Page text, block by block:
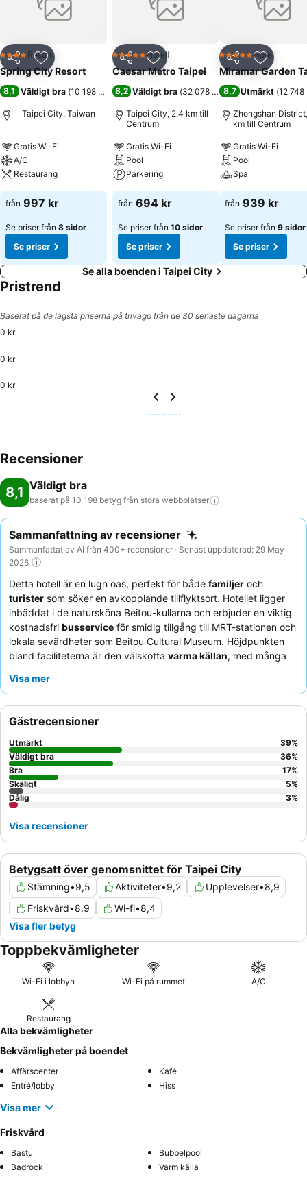
Dela Lägg till i Mina Favoriter
4 StjärnorResort
Spring City Resort
8,1 Väldigt bra (10 198 betyg)
Taipei City, Taiwan
Gratis Wi-Fi
A/C
Restaurang
från 997 kr
Se priser från 8 sidor
Se priser
Dela Lägg till i Mina Favoriter
5 StjärnorHotell
Caesar Metro Taipei
8,2 Väldigt bra (32 078 betyg)
Taipei City, 2.4 km till
Centrum
Gratis Wi-Fi
Pool
Parkering
från 694 kr
Se priser från 10 sidor
Se priser
Dela Lägg till
5 StjärnorHotell
Miramar Garden
8,7 Utmärkt (12
Zhongshan
km till Centrum
Gratis Wi-Fi
Pool
Spa
från 939 kr
Se priser från 9 sidor
Se priser
Se alla boenden i Taipei City
Pristrend
Baserat på de lägsta priserna på trivago från de 30 senaste dagarna
0 kr
0 kr
0 kr
Recensioner
8,1 Väldigt bra
baserat på 10 198 betyg från stora webbplatser
Sammanfattning av recensioner
Sammanfattat av AI från 400+ recensioner · Senast uppdaterad: 29 May
2026
Detta hotell är en lugn oas, perfekt för både familjer och
turister som söker en avkopplande tillflyktsort. Hotellet ligger
inbäddat i de natursköna Beitou-kullarna och erbjuder en viktig
kostnadsfri busservice för smidig tillgång till MRT-stationen och
lokala sevärdheter som Beitou Cultural Museum. Höjdpunkten
bland faciliteterna är den välskötta varma källan, med många
konsekvent den enastående personalen och den varierade
rätter. För en verkligt fridfull upplevelse, överväg att be om ett
rum mot trädgården för en lugnare vistelse.
Visa mer
Betygsatt över genomsnittet för Taipei City
Stämning•9,5 Aktiviteter•9,2 Upplevelser•8,9
Friskvård•8,9 Wi-fi•8,4
Visa fler betyg
Gästrecensioner
Utmärkt 39%
Väldigt bra
36%
Bra
17%
Skäligt
5%
Dålig
3%
Visa recensioner
Toppbekvämligheter
Wi-Fi i lobbyn Wi-Fi på rummet A/C
Restaurang
Alla bekvämligheter
Bekvämligheter på boendet
Affärscenter
Kafé
Entré/lobby
Hiss
Visa mer
Friskvård
Bastu
Bubbelpool
Badrock
Varm källa